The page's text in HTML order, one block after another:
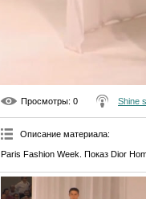
Просмотры: 0 Shine
Описание материала:
Paris Fashion Week. Показ Dior